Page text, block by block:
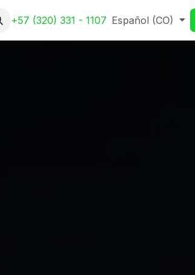
+57 (320) 331 - 1107 Español (CO)